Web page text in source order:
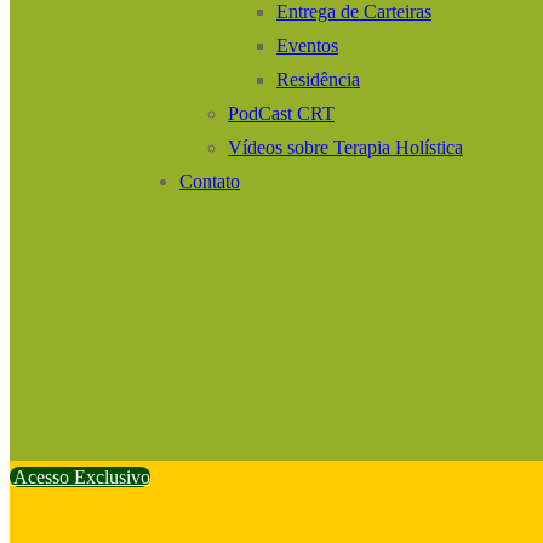
Entrega de Carteiras
Eventos
Residência
PodCast CRT
Vídeos sobre Terapia Holística
Contato
Acesso Exclusivo